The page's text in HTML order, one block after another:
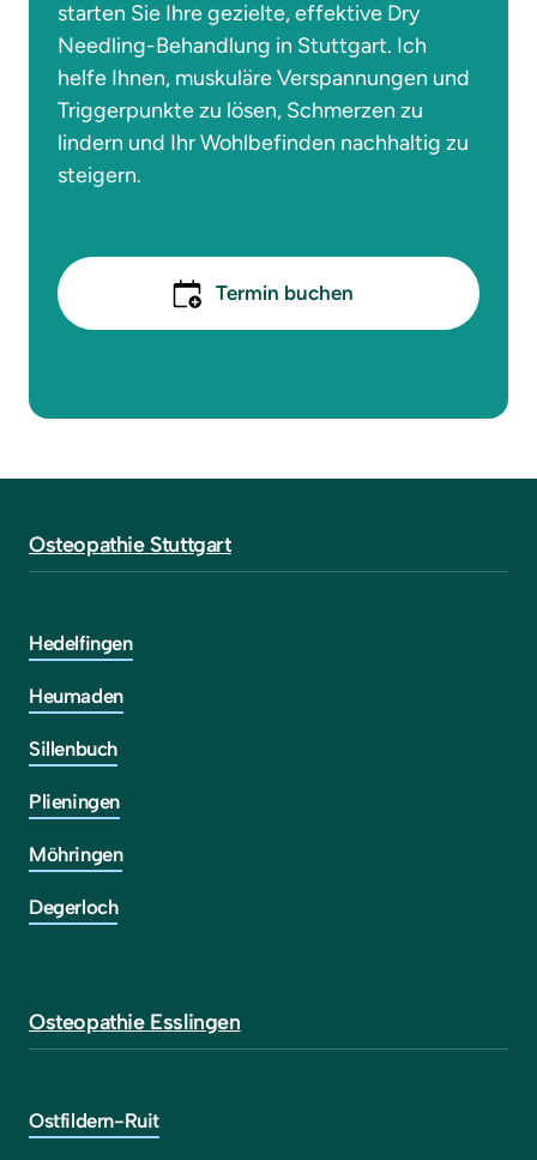
starten Sie Ihre gezielte, effektive Dry
Needling-Behandlung in Stuttgart. Ich
helfe Ihnen, muskuläre Verspannungen und
Triggerpunkte zu lösen, Schmerzen zu
lindern und Ihr Wohlbefinden nachhaltig zu
steigern.
Termin buchen
Osteopathie Stuttgart
Hedelfingen
Heumaden
Sillenbuch
Plieningen
Möhringen
Degerloch
Osteopathie Esslingen
Ostfildern-Ruit